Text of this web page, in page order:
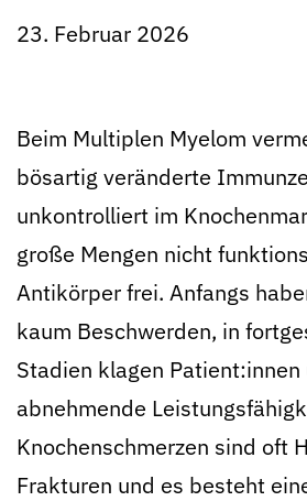
23. Februar 2026
Beim Multiplen Myelom
bösartig veränderte
unkontrolliert im
große Mengen nicht
Antikörper frei. Anfangs
kaum Beschwerden, in
Stadien klagen Patient:innen
abnehmende
Knochenschmerzen sind oft
Frakturen und es besteht